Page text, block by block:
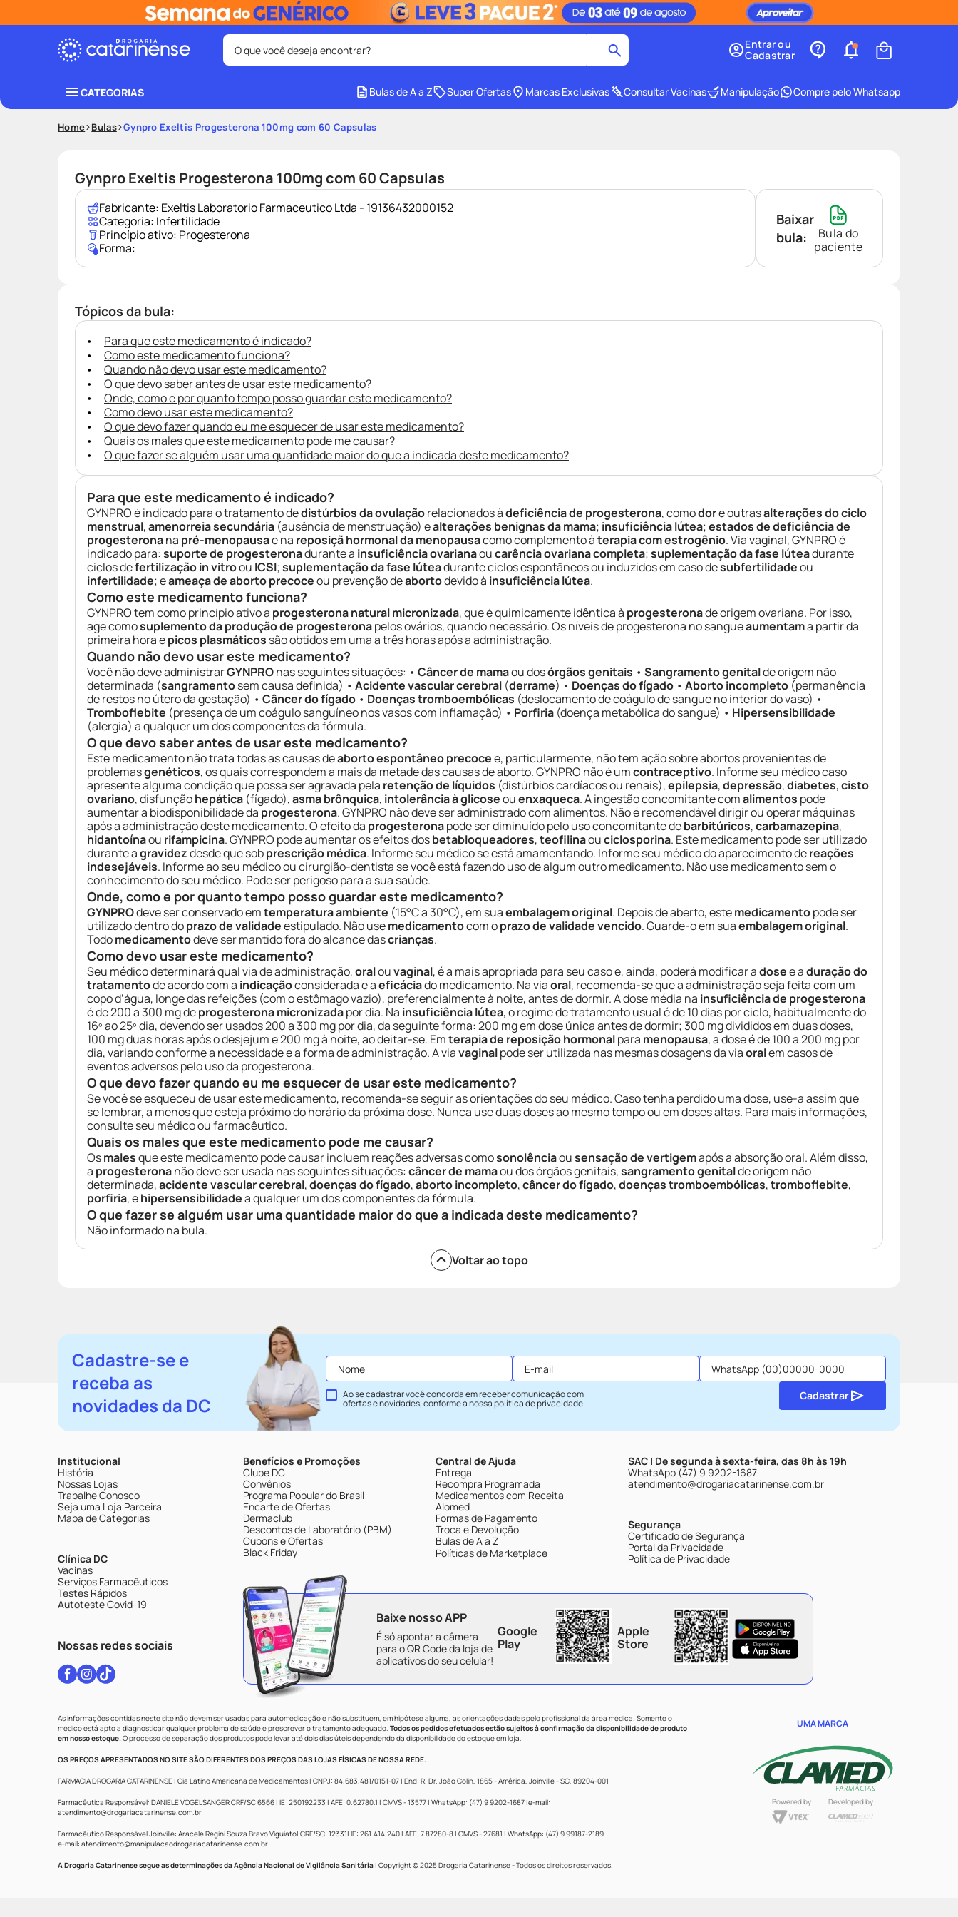
O que você deseja encontrar?
3º protetor solar facial
7º ozivy 8º protetor solar
Entrar ou
Cadastrar
CATEGORIAS Bulas de A a Z Super Ofertas Marcas Exclusivas Consultar Vacinas Manipulação Compre pelo Whatsapp
Home Bulas Gynpro Exeltis Progesterona 100mg com 60 Capsulas
Gynpro Exeltis Progesterona 100mg com 60 Capsulas
Fabricante: Exeltis Laboratorio Farmaceutico Ltda - 19136432000152
Categoria: Infertilidade
Princípio ativo: Progesterona
Forma:
Baixar
bula:
Bula do
paciente
Tópicos da bula:
Para que este medicamento é indicado?
Como este medicamento funciona?
Quando não devo usar este medicamento?
O que devo saber antes de usar este medicamento?
Onde, como e por quanto tempo posso guardar este medicamento?
Como devo usar este medicamento?
O que devo fazer quando eu me esquecer de usar este medicamento?
Quais os males que este medicamento pode me causar?
O que fazer se alguém usar uma quantidade maior do que a indicada deste medicamento?
Para que este medicamento é indicado?
GYNPRO é indicado para o tratamento dedistúrbios da ovulaçãorelacionados àdeficiência de progesterona, comodore outrasalterações do ciclo
menstrual,amenorreia secundária (ausência de menstruação) ealterações benignas da mama; insuficiência lútea;estados de deficiência de
progesteronana pré-menopausae na reposiçã hormonal da menopausacomo complemento àterapia com estrogênio. Via vaginal, GYNPRO é
indicado para:suporte de progesteronadurante a insuficiência ovarianaoucarência ovariana completa;suplementação da fase lúteadurante
ciclos defertilização in vitroou ICSI;suplementação da fase lúteadurante ciclos espontâneos ou induzidos em caso desubfertilidadeou
infertilidade; eameaça de aborto precoceou prevenção deabortodevido à insuficiência lútea.
Como este medicamento funciona?
GYNPRO tem como princípio ativo a progesterona natural micronizada, que é quimicamente idêntica à progesteronade origem ovariana. Por isso,
age comosuplemento da produção de progesteronapelos ovários, quando necessário. Os níveis de progesterona no sangueaumentama partir da
primeira hora epicos plasmáticos são obtidos em uma a três horas após a administração.
Quando não devo usar este medicamento?
Você não deve administrarGYNPROnas seguintes situações: • Câncer de mamaou dosórgãos genitais • Sangramento genitalde origem não
determinada (sangramentosem causa definida) • Acidente vascular cerebral (derrame) • Doenças do fígado • Aborto incompleto (permanência
de restos no útero da gestação) • Câncer do fígado • Doenças tromboembólicas (deslocamento de coágulo de sangue no interior do vaso) •
Tromboflebite (presença de um coágulo sanguíneo nos vasos com inflamação) • Porfiria (doença metabólica do sangue) • Hipersensibilidade
(alergia) a qualquer um dos componentes da fórmula.
O que devo saber antes de usar este medicamento?
Este medicamento não trata todas as causas deaborto espontâneo precocee, particularmente, não tem ação sobre abortos provenientes de
problemasgenéticos, os quais correspondem a mais da metade das causas de aborto. GYNPRO não é umcontraceptivo. Informe seu médico caso
apresente alguma condição que possa ser agravada pela retenção de líquidos (distúrbios cardíacos ou renais),epilepsia,depressão,diabetes,cisto
ovariano, disfunçãohepática (fígado),asma brônquica, intolerância à glicoseouenxaqueca. A ingestão concomitante comalimentos pode
aumentar a biodisponibilidade da progesterona. GYNPRO não deve ser administrado com alimentos. Não é recomendável dirigir ou operar máquinas
após a administração deste medicamento. O efeito da progesteronapode ser diminuído pelo uso concomitante debarbitúricos,carbamazepina,
hidantoínaou rifampicina. GYNPRO pode aumentar os efeitos dosbetabloqueadores,teofilinaouciclosporina. Este medicamento pode ser utilizado
durante agravidezdesde que sobprescrição médica. Informe seu médico se está amamentando. Informe seu médico do aparecimento dereações
indesejáveis. Informe ao seu médico ou cirurgião-dentista se você está fazendo uso de algum outro medicamento. Não use medicamento sem o
conhecimento do seu médico. Pode ser perigoso para a sua saúde.
Onde, como e por quanto tempo posso guardar este medicamento?
GYNPROdeve ser conservado emtemperatura ambiente (15°C a 30°C), em suaembalagem original. Depois de aberto, estemedicamentopode ser
utilizado dentro doprazo de validadeestipulado. Não usemedicamentocom oprazo de validade vencido. Guarde-o em suaembalagem original.
Todomedicamentodeve ser mantido fora do alcance dascrianças.
Como devo usar este medicamento?
Seu médico determinará qual via de administração,oralouvaginal, é a mais apropriada para seu caso e, ainda, poderá modificar adosee aduração do
tratamentode acordo com a indicaçãoconsiderada e aeficáciado medicamento. Na viaoral, recomenda-se que a administração seja feita com um
copo d’água, longe das refeições (com o estômago vazio), preferencialmente à noite, antes de dormir. A dose média na insuficiência de progesterona
é de 200 a 300 mg deprogesterona micronizadapor dia. Na insuficiência lútea, o regime de tratamento usual é de 10 dias por ciclo, habitualmente do
16º ao 25º dia, devendo ser usados 200 a 300 mg por dia, da seguinte forma: 200 mg em dose única antes de dormir; 300 mg divididos em duas doses,
100 mg duas horas após o desjejum e 200 mg à noite, ao deitar-se. Emterapia de reposição hormonalpara menopausa, a dose é de 100 a 200 mg por
dia, variando conforme a necessidade e a forma de administração. A viavaginalpode ser utilizada nas mesmas dosagens da viaoralem casos de
eventos adversos pelo uso da progesterona.
O que devo fazer quando eu me esquecer de usar este medicamento?
Se você se esqueceu de usar este medicamento, recomenda-se seguir as orientações do seu médico. Caso tenha perdido uma dose, use-a assim que
se lembrar, a menos que esteja próximo do horário da próxima dose. Nunca use duas doses ao mesmo tempo ou em doses altas. Para mais informações,
consulte seu médico ou farmacêutico.
Quais os males que este medicamento pode me causar?
Osmalesque este medicamento pode causar incluem reações adversas comosonolênciaousensação de vertigemapós a absorção oral. Além disso,
a progesteronanão deve ser usada nas seguintes situações:câncer de mamaou dos órgãos genitais,sangramento genitalde origem não
determinada,acidente vascular cerebral,doenças do fígado,aborto incompleto,câncer do fígado,doenças tromboembólicas,tromboflebite,
porfiria, ehipersensibilidadea qualquer um dos componentes da fórmula.
O que fazer se alguém usar uma quantidade maior do que a indicada deste medicamento?
Não informado na bula.
Voltar ao topo
Cadastre-se e
receba as
novidades da DC
Ao se cadastrar você concorda em receber comunicação com
ofertas e novidades, conforme a nossapolítica de privacidade.
Cadastrar
Institucional
História
Nossas Lojas
Trabalhe Conosco
Seja uma Loja Parceira
Mapa de Categorias
Clínica DC
Vacinas
Serviços Farmacêuticos
Testes Rápidos
Autoteste Covid-19
Nossas redes sociais
Benefícios e Promoções
Clube DC
Convênios
Programa Popular do Brasil
Encarte de Ofertas
Dermaclub
Descontos de Laboratório (PBM)
Cupons e Ofertas
Black Friday
Central de Ajuda
Entrega
Recompra Programada
Medicamentos com Receita
Alomed
Formas de Pagamento
Troca e Devolução
Bulas de A a Z
Políticas de Marketplace
SAC | De segunda à sexta-feira, das 8h às 19h
WhatsApp (47) 9 9202-1687
atendimento@drogariacatarinense.com.br
Segurança
Certificado de Segurança
Portal da Privacidade
Política de Privacidade
Baixe nosso APP
É só apontar a câmera
para o QR Code da loja de
aplicativos do seu celular!
Google
Play
Apple
Store
As informações contidas neste site não devem ser usadas para automedicação e não substituem, em hipótese alguma, as orientações dadas pelo profissional da área médica. Somente o
médico está apto a diagnosticar qualquer problema de saúde e prescrever o tratamento adequado. Todos os pedidos efetuados estão sujeitos à confirmação da disponibilidade de produto
em nosso estoque.O processo de separação dos produtos pode levar até dois dias úteis dependendo da disponibilidade do estoque em loja.
OS PREÇOS APRESENTADOS NO SITE SÃO DIFERENTES DOS PREÇOS DAS LOJAS FÍSICAS DE NOSSA REDE.
FARMÁCIA DROGARIA CATARINENSE | Cia Latino Americana de Medicamentos | CNPJ: 84.683.481/0151-07 | End: R. Dr. João Colin, 1865 - América, Joinville - SC, 89204-001
Farmacêutica Responsável: DANIELE VOGELSANGER CRF/SC 6566 | IE: 250192233 | AFE: 0.62780.1 | CMVS - 13577 | WhatsApp: (47) 9 9202-1687 |e-mail:
atendimento@drogariacatarinense.com.br
Farmacêutico Responsável Joinville: Aracele Regini Souza Bravo Viguiato| CRF/SC: 12331| IE: 261.414.240 | AFE: 7.87280-8 | CMVS - 27681 | WhatsApp: (47) 9 99187-2189
e-mail: atendimento@manipulacaodrogariacatarinense.com.br.
A Drogaria Catarinense segue as determinações da Agência Nacional de Vigilância Sanitária | Copyright © 2025 Drogaria Catarinense - Todos os direitos reservados.
UMA MARCA
Powered by Developed by